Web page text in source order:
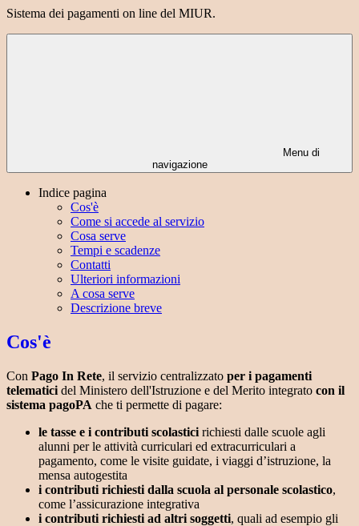
Sistema dei pagamenti on line del MIUR.
Menu di
navigazione
Indice pagina
Cos'è
Come si accede al servizio
Cosa serve
Tempi e scadenze
Contatti
Ulteriori informazioni
A cosa serve
Descrizione breve
Cos'è
Con Pago In Rete, il servizio centralizzato per i pagamenti
telematici del Ministero dell'Istruzione e del Merito integrato con il
sistema pagoPA che ti permette di pagare:
le tasse e i contributi scolastici richiesti dalle scuole agli
alunni per le attività curriculari ed extracurriculari a
pagamento, come le visite guidate, i viaggi d’istruzione, la
mensa autogestita
i contributi richiesti dalla scuola al personale scolastico,
come l’assicurazione integrativa
i contributi richiesti ad altri soggetti, quali ad esempio gli